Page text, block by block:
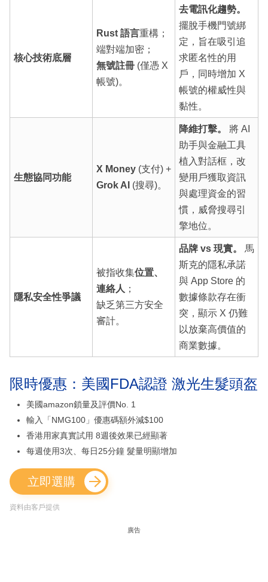
核心技術底層
Rust 語言重構；
端對端加密；
無號註冊(僅憑 X
帳號)。
去電訊化趨勢。
擺脫手機門號綁
定，旨在吸引追
求匿名性的用
戶，同時增加 X
帳號的權威性與
黏性。
生態協同功能
X Money(支付) +
Grok AI (搜尋)。
降維打擊。
將 AI
助手與金融工具
植入對話框，改
變用戶獲取資訊
與處理資金的習
慣，威脅搜尋引
擎地位。
隱私安全性爭議
被指收集位置、
連絡人 ；
缺乏第三方安全
審計。
品牌 vs 現實。
馬
斯克的隱私承諾
與 App Store 的
數據條款存在衝
突，顯示 X 仍難
以放棄高價值的
商業數據。
限時優惠：美國FDA認證 激光生髮頭盔
美國amazon鎖量及評價No. 1
輸入「NMG100」優惠碼額外減$100
香港用家真實試用 8週後效果已經顯著
每週使用3次、每日25分鐘 髮量明顯增加
立即選購
資料由客戶提供
廣告